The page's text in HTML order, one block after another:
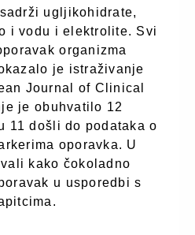
ugljikohidrate,
i vodu i elektrolite. Svi
organizma
je istraživanje
Journal of Clinical
je obuhvatilo 12
11 došli do podataka o
oporavka. U
kako čokoladno
u usporedbi s